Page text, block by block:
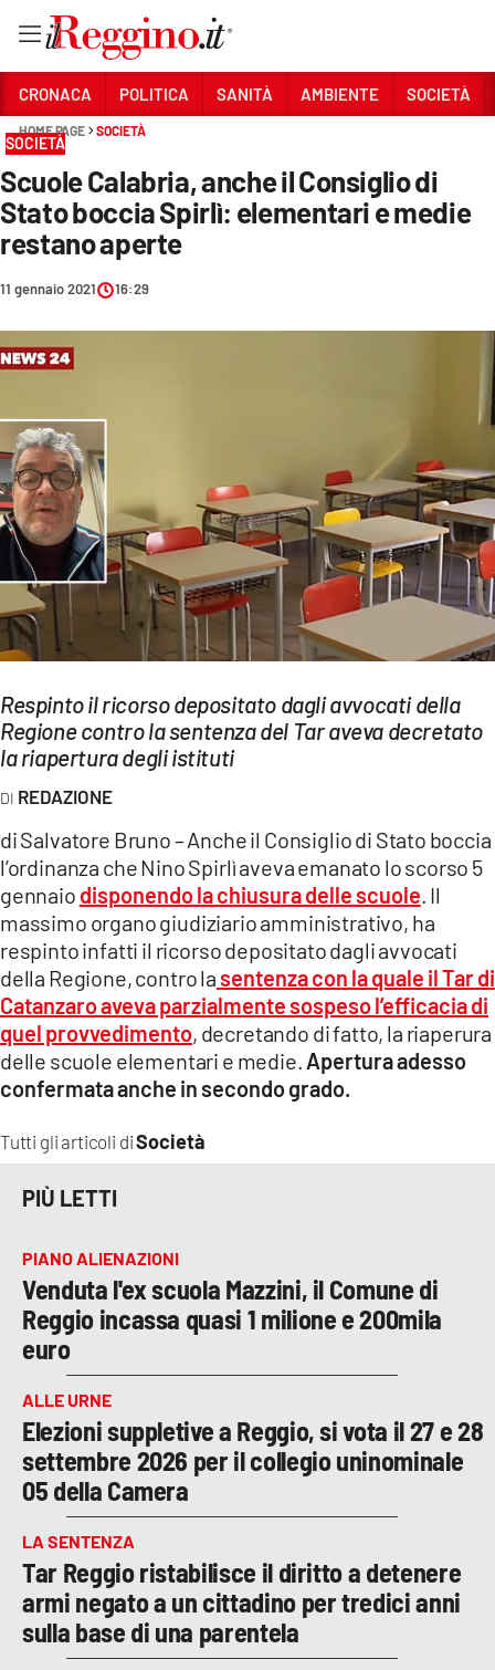
Sezioni
CRONACA
POLITICA
SANITÀ
AMBIENTE
SOCIETÀ
CULTURA
ECONOMIA E LAVORO
EVENTI
SPORT
Streaming
LAC NETWORK
LAC ONAIR
LaC
Network
LACPLAY.IT
LACTV.IT
LACONAIR.IT
LACITYMAG.IT
ILREGGINO.IT
LACAPITALENEWS.IT
App
APPLE
CRONACA POLITICA SANITÀ AMBIENTE SOCIETÀ
HOME PAGE SOCIETÀ
SOCIETÀ
Scuole Calabria, anche il Consiglio di
Stato boccia Spirlì: elementari e medie
restano aperte
11 gennaio 2021 16:29
Respinto il ricorso depositato dagli avvocati della
Regione contro la sentenza del Tar aveva decretato
la riapertura degli istituti
REDAZIONE
Tutti gli articoli diSocietà
di Salvatore Bruno – Anche il Consiglio di Stato boccia
l’ordinanza che Nino Spirlì aveva emanato lo scorso 5
gennaio disponendo la chiusura delle scuole . Il
massimo organo giudiziario amministrativo, ha
respinto infatti il ricorso depositato dagli avvocati
della Regione, contro la sentenza con la quale il Tar di
Catanzaro aveva parzialmente sospeso l’efficacia di
quel provvedimento, decretando di fatto, la riaperura
delle scuole elementari e medie. Apertura adesso
confermata anche in secondo grado.
PIÙ LETTI
PIANO ALIENAZIONI
Venduta l'ex scuola Mazzini, il Comune di
Reggio incassa quasi 1 milione e 200mila
euro
ALLE URNE
Elezioni suppletive a Reggio, si vota il 27 e 28
settembre 2026 per il collegio uninominale
05 della Camera
LA SENTENZA
Tar Reggio ristabilisce il diritto a detenere
armi negato a un cittadino per tredici anni
sulla base di una parentela